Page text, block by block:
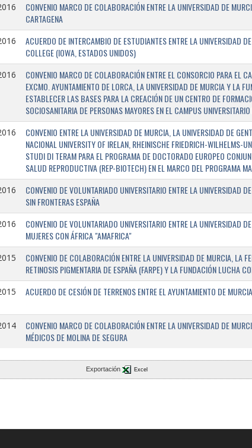
CONVENIO MARCO DE COLABORACIÓN ENTRE LA UNIVERSIDAD DE
CARTAGENA
ACUERDO DE INTERCAMBIO DE ESTUDIANTES ENTRE LA UNIVERSIDAD
COLLEGE (IOWA, ESTADOS UNIDOS)
CONVENIO MARCO DE COLABORACIÓN ENTRE EL CONSORCIO PARA EL
EXCMO. AYUNTAMIENTO DE LORCA, LA UNIVERSIDAD DE MURCIA Y LA
ESTABLECER LAS BASES PARA LA CREACIÓN DE UN CENTRO DE
SOCIOSANITARIA DE PERSONAS MAYORES EN EL CAMPUS
CONVENIO ENTRE LA UNIVERSIDAD DE MURCIA, LA UNIVERSIDAD DE
NACIONAL UNIVERSITY OF IRELAN, RHEINISCHE FRIEDRICH-WILHELMS-
STUDI DI TERAM PARA EL PROGRAMA DE DOCTORADO EUROPEO
SALUD REPRODUCTIVA (REP-BIOTECH) EN EL MARCO DEL PROGRAMA
CONVENIO DE VOLUNTARIADO UNIVERSITARIO ENTRE LA UNIVERSIDAD
SIN FRONTERAS ESPAÑA
CONVENIO DE VOLUNTARIADO UNIVERSITARIO ENTRE LA UNIVERSIDAD
MUJERES CON ÁFRICA "AMAFRICA"
CONVENIO DE COLABORACIÓN ENTRE LA UNIVERSIDAD DE MURCIA, LA
RETINOSIS PIGMENTARIA DE ESPAÑA (FARPE) Y LA FUNDACIÓN LUCHA
ACUERDO DE CESIÓN DE TERRENOS ENTRE EL AYUNTAMIENTO DE
CONVENIO MARCO DE COLABORACIÓN ENTRE LA UNIVERSIDAD DE
MÉDICOS DE MOLINA DE SEGURA
Exportación Excel